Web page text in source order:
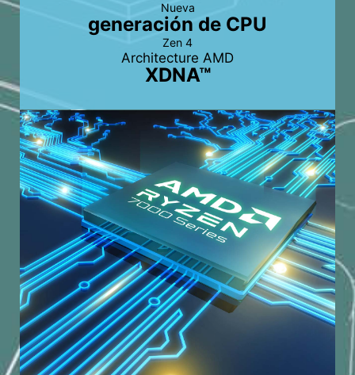
Nueva
generación de CPU
Zen 4
Architecture AMD
XDNA™